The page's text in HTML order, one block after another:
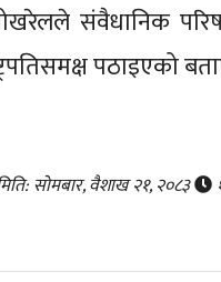
संवैधानिक
पठाइएको
सोमबार, वैशाख २१, २०८३